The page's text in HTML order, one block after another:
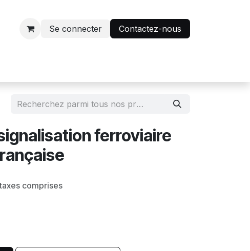
Se connecter Contactez-nous
ferroviaire
comprises